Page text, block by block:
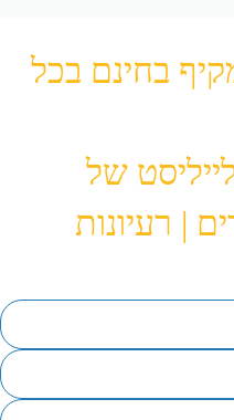
בחינם בכל
של
| רעיונות